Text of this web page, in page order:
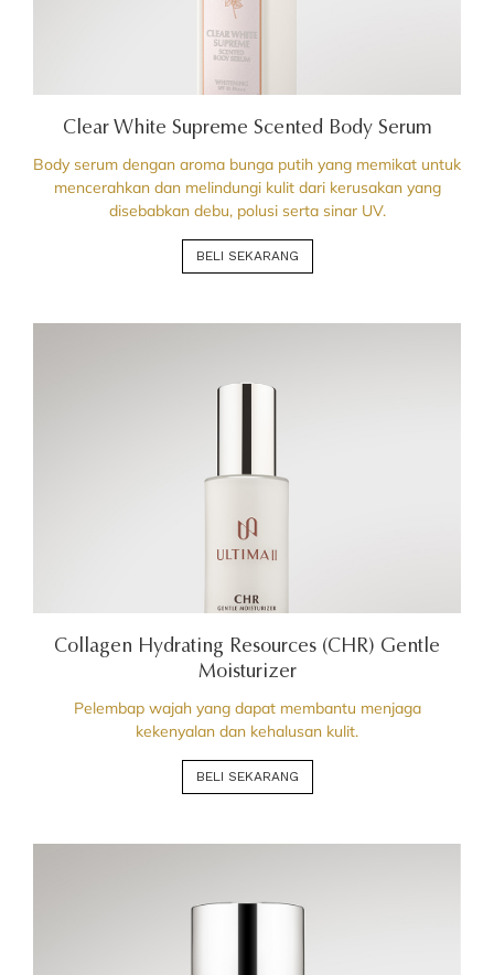
Clear White Supreme Scented Body Serum
Body serum dengan aroma bunga putih yang memikat untuk
mencerahkan dan melindungi kulit dari kerusakan yang
disebabkan debu, polusi serta sinar UV.
BELI SEKARANG
Collagen Hydrating Resources (CHR) Gentle
Moisturizer
Pelembap wajah yang dapat membantu menjaga
kekenyalan dan kehalusan kulit.
BELI SEKARANG